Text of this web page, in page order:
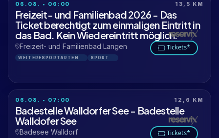
06.08. • 06:00 13,5 KM
Freizeit- und Familienbad 2026 - Das
Ticket berechtigt zum einmaligen Eintritt in
das Bad. Kein Wiedereintritt möglich.
Freizeit- und Familienbad Langen
WEITERESPORTARTEN SPORT
Tickets*
06.08. • 07:00 12,6 KM
Badestelle Walldorfer See - Badestelle
Walldofer See
Badesee Walldorf Tickets*